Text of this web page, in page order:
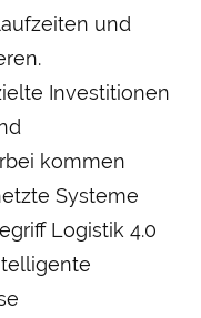
und
Investitionen
kommen
Systeme
Logistik 4.0